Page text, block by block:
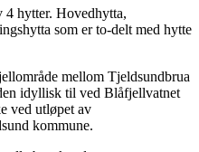
4 hytter. Hovedhytta,
som er to-delt med hytte
mellom Tjeldsundbrua
idyllisk til ved Blåfjellvatnet
ved utløpet av
kommune.